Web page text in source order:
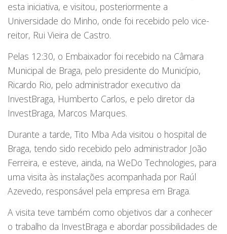
esta iniciativa, e visitou, posteriormente a
Universidade do Minho, onde foi recebido pelo vice-
reitor, Rui Vieira de Castro.
Pelas 12:30, o Embaixador foi recebido na Câmara
Municipal de Braga, pelo presidente do Município,
Ricardo Rio, pelo administrador executivo da
InvestBraga, Humberto Carlos, e pelo diretor da
InvestBraga, Marcos Marques.
Durante a tarde, Tito Mba Ada visitou o hospital de
Braga, tendo sido recebido pelo administrador João
Ferreira, e esteve, ainda, na WeDo Technologies, para
uma visita às instalações acompanhada por Raúl
Azevedo, responsável pela empresa em Braga.
A visita teve também como objetivos dar a conhecer
o trabalho da InvestBraga e abordar possibilidades de